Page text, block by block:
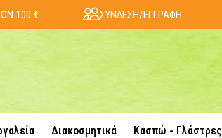
100 € ΣΥΝΔΕΣΗ/ΕΓΓΡΑΦΗ
Διακοσμητικά Κασπώ - Γλάστρες